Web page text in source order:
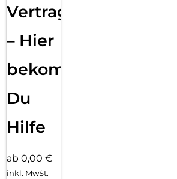
Vertragsabwicklung
– Hier
bekommst
Du
Hilfe
ab 0,00 €
inkl. MwSt.